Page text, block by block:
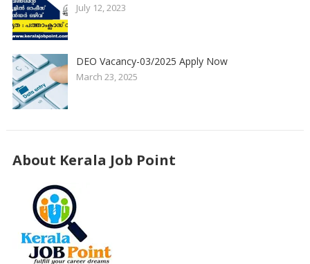
July 12, 2023
DEO Vacancy-03/2025 Apply Now
March 23, 2025
About Kerala Job Point